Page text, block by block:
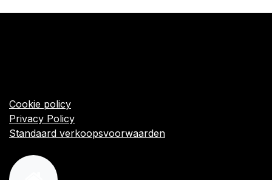
Cookie policy
Privacy Policy
Standaard verkoopsvoorwaarden